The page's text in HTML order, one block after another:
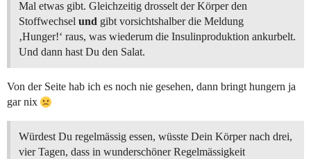
Mal etwas gibt. Gleichzeitig drosselt der Körper den
Stoffwechsel und gibt vorsichtshalber die Meldung
‚Hunger!‘ raus, was wiederum die Insulinproduktion ankurbelt.
Und dann hast Du den Salat.
Von der Seite hab ich es noch nie gesehen, dann bringt hungern ja
gar nix
Würdest Du regelmässig essen, wüsste Dein Körper nach drei,
vier Tagen, dass in wunderschöner Regelmässigkeit